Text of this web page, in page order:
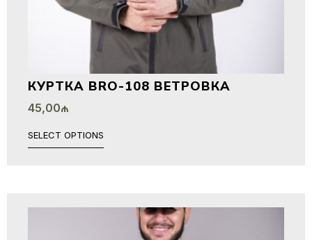
КУРТКА BRO-108 ВЕТРОВКА
45,00₼
SELECT OPTIONS